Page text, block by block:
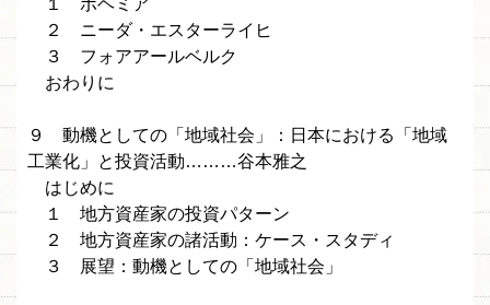
１ ボヘミア
２ ニーダ・エスターライヒ
３ フォアアールベルク
おわりに
９ 動機としての「地域社会」：日本における「地域
工業化」と投資活動………谷本雅之
はじめに
１ 地方資産家の投資パターン
２ 地方資産家の諸活動：ケース・スタディ
３ 展望：動機としての「地域社会」